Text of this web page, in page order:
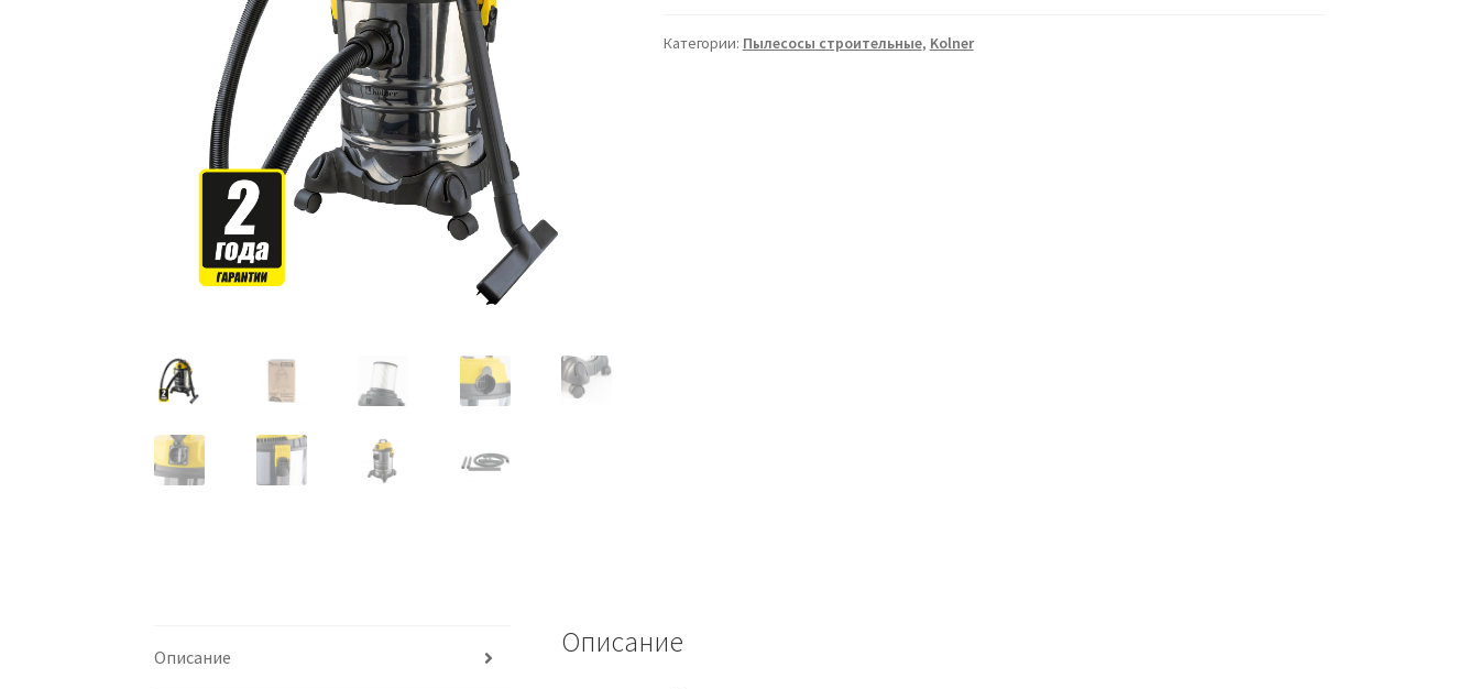
Категории: Пылесосы строительные, Kolner
Описание Описание